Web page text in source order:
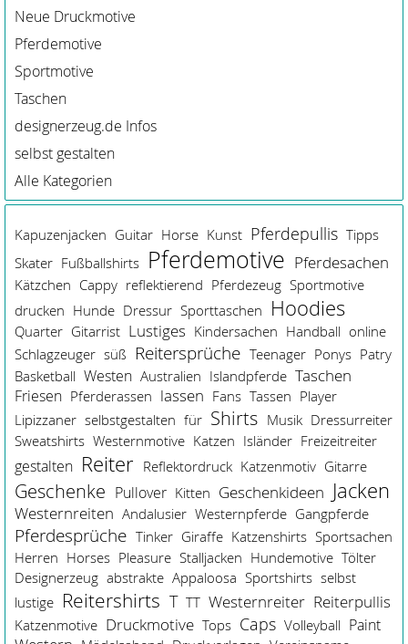
Neue Druckmotive
Pferdemotive
Sportmotive
Taschen
designerzeug.de Infos
selbst gestalten
Alle Kategorien
Kapuzenjacken Guitar Horse Kunst Pferdepullis Tipps
Skater Fußballshirts Pferdemotive Pferdesachen
Kätzchen Cappy reflektierend Pferdezeug Sportmotive
drucken Hunde Dressur Sporttaschen Hoodies
Quarter Gitarrist Lustiges Kindersachen Handball online
Schlagzeuger süß Reitersprüche Teenager Ponys Patry
Basketball Westen Australien Islandpferde Taschen
Friesen Pferderassen lassen Fans Tassen Player
Lipizzaner selbstgestalten für Shirts Musik Dressurreiter
Sweatshirts Westernmotive Katzen Isländer Freizeitreiter
gestalten Reiter Reflektordruck Katzenmotiv Gitarre
Geschenke Pullover Kitten Geschenkideen Jacken
Westernreiten Andalusier Westernpferde Gangpferde
Pferdesprüche Tinker Giraffe Katzenshirts Sportsachen
Herren Horses Pleasure Stalljacken Hundemotive Tölter
Designerzeug abstrakte Appaloosa Sportshirts selbst
lustige Reitershirts T TT Westernreiter Reiterpullis
Katzenmotive Druckmotive Tops Caps Volleyball Paint